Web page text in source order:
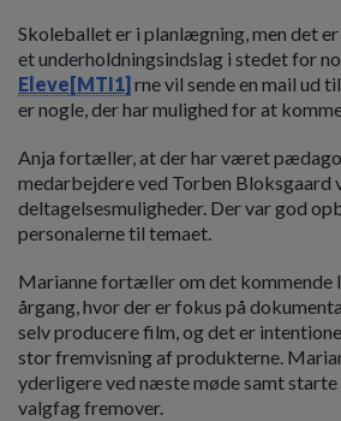
Skoleballet er i planlægning, men det
et underholdningsindslag i stedet for
Eleve[MTI1]rne vil sende en mail ud
er nogle, der har mulighed for at
Anja fortæller, at der har været
medarbejdere ved Torben Bloksgaard
deltagelsesmuligheder. Der var god
personalerne til temaet.
Marianne fortæller om det kommende
årgang, hvor der er fokus på
selv producere film, og det er
stor fremvisning af produkterne.
yderligere ved næste møde samt
valgfag fremover.